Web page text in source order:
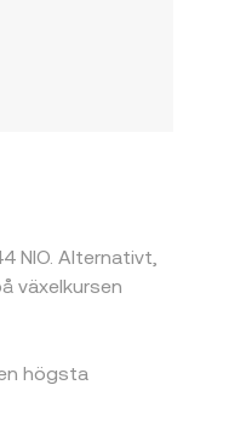
NIO. Alternativt,
växelkursen
högsta